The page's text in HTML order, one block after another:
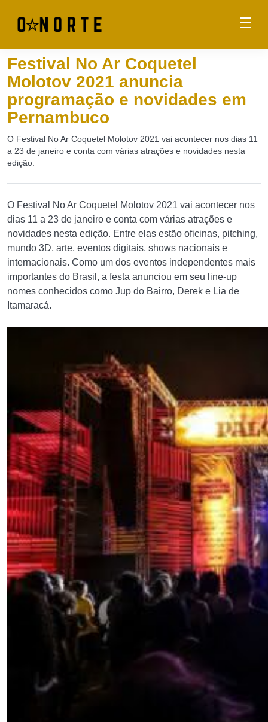
Festival No Ar Coquetel
Molotov 2021 anuncia
programação e novidades em
Pernambuco
O Festival No Ar Coquetel Molotov 2021 vai acontecer nos dias 11
a 23 de janeiro e conta com várias atrações e novidades nesta
edição.
O Festival No Ar Coquetel Molotov 2021 vai acontecer nos
dias 11 a 23 de janeiro e conta com várias atrações e
novidades nesta edição. Entre elas estão oficinas, pitching,
mundo 3D, arte, eventos digitais, shows nacionais e
internacionais. Como um dos eventos independentes mais
importantes do Brasil, a festa anunciou em seu line-up
nomes conhecidos como Jup do Bairro, Derek e Lia de
Itamaracá.